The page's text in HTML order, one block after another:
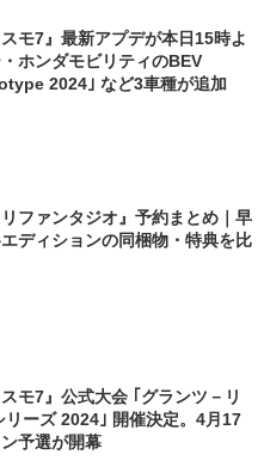
スモ7』最新アプデが本日15時よ
ホンダモビリティのBEV
2024｣ など3車種が追加
リファンタジオ』予約まとめ｜早
ディションの同梱物・特典を比
スモ7』公式大会 ｢グランツ－リ
リーズ 2024｣ 開催決定。4月17
予選が開幕